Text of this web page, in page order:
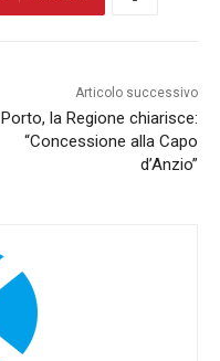
Articolo successivo
Porto, la Regione chiarisce:
“Concessione alla Capo
d’Anzio”